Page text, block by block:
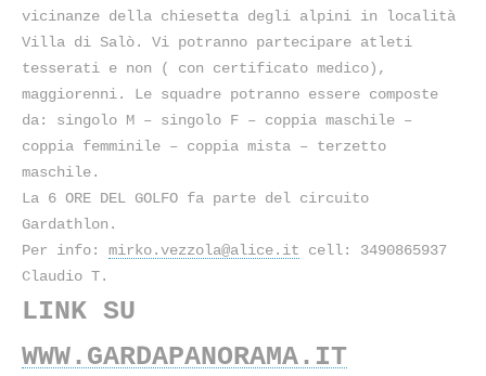
vicinanze della chiesetta degli alpini in località
Villa di Salò. Vi potranno partecipare atleti
tesserati e non ( con certificato medico),
maggiorenni. Le squadre potranno essere composte
da: singolo M – singolo F – coppia maschile –
coppia femminile – coppia mista – terzetto
maschile.
La 6 ORE DEL GOLFO fa parte del circuito
Gardathlon.
Per info: mirko.vezzola@alice.it cell: 3490865937
Claudio T.
LINK SU
WWW.GARDAPANORAMA.IT